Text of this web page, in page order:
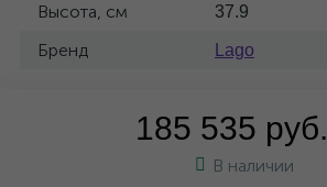
Высота, см 37.9
Бренд Lago
185 535 руб.
В наличии